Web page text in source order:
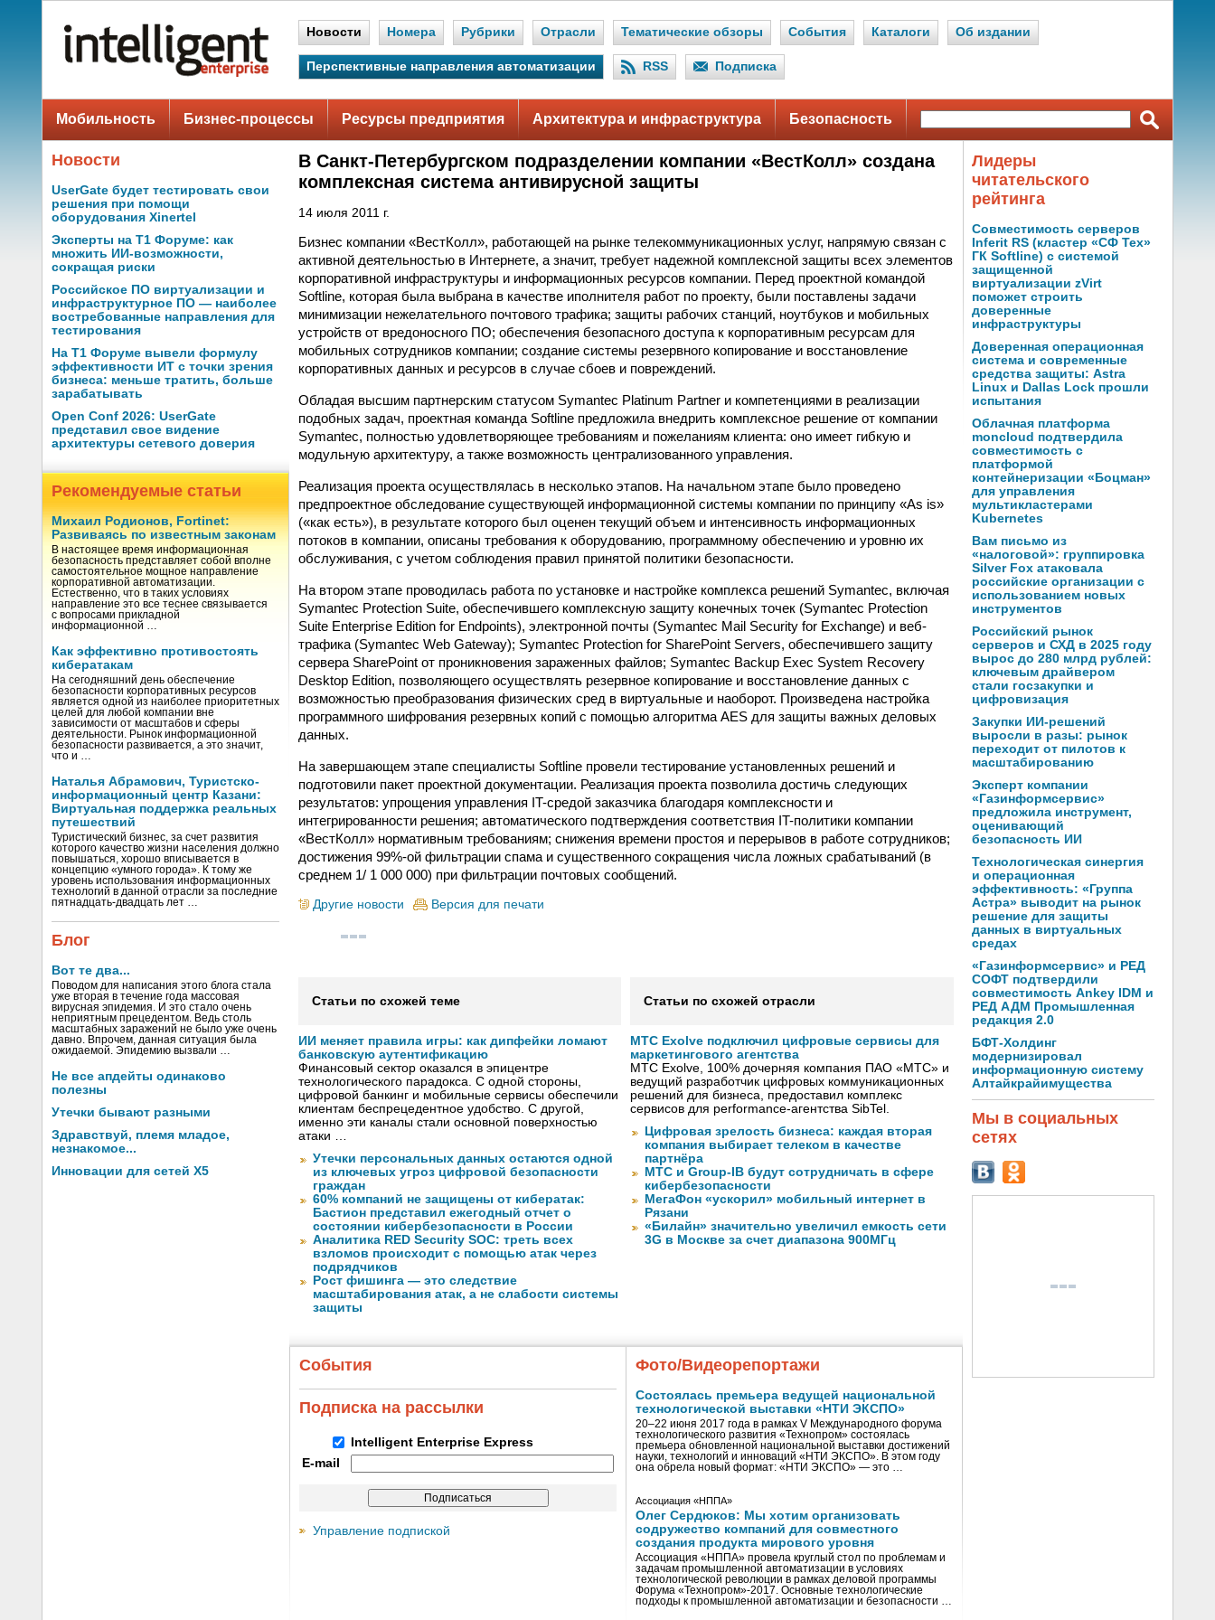
Новости Номера Рубрики Отрасли Тематические обзоры События Каталоги Об издании
Перспективные направления автоматизации RSS Подписка
Мобильность Бизнес-процессы Ресурсы предприятия Архитектура и инфраструктура Безопасность
Новости
UserGate будет тестировать свои
решения при помощи
оборудования Xinertel
Эксперты на Т1 Форуме: как
множить ИИ-возможности,
сокращая риски
Российское ПО виртуализации и
инфраструктурное ПО — наиболее
востребованные направления для
тестирования
На Т1 Форуме вывели формулу
эффективности ИТ с точки зрения
бизнеса: меньше тратить, больше
зарабатывать
Open Conf 2026: UserGate
представил свое видение
архитектуры сетевого доверия
Рекомендуемые статьи
Михаил Родионов, Fortinet:
Развиваясь по известным законам
В настоящее время информационная
безопасность представляет собой вполне
самостоятельное мощное направление
корпоративной автоматизации.
Естественно, что в таких условиях
направление это все теснее связывается
с вопросами прикладной
информационной …
Как эффективно противостоять
кибератакам
На сегодняшний день обеспечение
безопасности корпоративных ресурсов
является одной из наиболее приоритетных
целей для любой компании вне
зависимости от масштабов и сферы
деятельности. Рынок информационной
безопасности развивается, а это значит,
что и …
Наталья Абрамович, Туристско-
информационный центр Казани:
Виртуальная поддержка реальных
путешествий
Туристический бизнес, за счет развития
которого качество жизни населения должно
повышаться, хорошо вписывается в
концепцию «умного города». К тому же
уровень использования информационных
технологий в данной отрасли за последние
пятнадцать-двадцать лет …
Блог
Вот те два...
Поводом для написания этого блога стала
уже вторая в течение года массовая
вирусная эпидемия. И это стало очень
неприятным прецедентом. Ведь столь
масштабных заражений не было уже очень
давно. Впрочем, данная ситуация была
ожидаемой. Эпидемию вызвали …
Не все апдейты одинаково
полезны
Утечки бывают разными
Здравствуй, племя младое,
незнакомое...
Инновации для сетей X5
В Санкт-Петербургском подразделении компании «ВестКолл» создана
комплексная система антивирусной защиты
14 июля 2011 г.
Бизнес компании «ВестКолл», работающей на рынке телекоммуникационных услуг, напрямую связан с
активной деятельностью в Интернете, а значит, требует надежной комплексной защиты всех элементов
корпоративной инфраструктуры и информационных ресурсов компании. Перед проектной командой
Softline, которая была выбрана в качестве иполнителя работ по проекту, были поставлены задачи
минимизации нежелательного почтового трафика; защиты рабочих станций, ноутбуков и мобильных
устройств от вредоносного ПО; обеспечения безопасного доступа к корпоративным ресурсам для
мобильных сотрудников компании; создание системы резервного копирование и восстановление
корпоративных данных и ресурсов в случае сбоев и повреждений.
Обладая высшим партнерским статусом Symаntec Platinum Partner и компетенциями в реализации
подобных задач, проектная команда Softline предложила внедрить комплексное решение от компании
Symаntec, полностью удовлетворяющее требованиям и пожеланиям клиента: оно имеет гибкую и
модульную архитектуру, а также возможность централизованного управления.
Реализация проекта осуществлялась в несколько этапов. На начальном этапе было проведено
предпроектное обследование существующей информационной системы компании по принципу «As is»
(«как есть»), в результате которого был оценен текущий объем и интенсивность информационных
потоков в компании, описаны требования к оборудованию, программному обеспечению и уровню их
обслуживания, с учетом соблюдения правил принятой политики безопасности.
На втором этапе проводилась работа по установке и настройке комплекса решений Symantec, включая
Symantec Protection Suite, обеспечившего комплексную защиту конечных точек (Symantec Protection
Suite Enterprise Edition for Endpoints), электронной почты (Symantec Mail Security for Exchange) и веб-
трафика (Symantec Web Gateway); Symantec Protection for SharePoint Servers, обеспечившего защиту
сервера SharePoint от проникновения зараженных файлов; Symantec Backup Exec System Recovery
Desktop Edition, позволяющего осуществлять резервное копирование и восстановление данных с
возможностью преобразования физических сред в виртуальные и наоборот. Произведена настройка
программного шифрования резервных копий с помощью алгоритма AES для защиты важных деловых
данных.
На завершающем этапе специалисты Softline провели тестирование установленных решений и
подготовили пакет проектной документации. Реализация проекта позволила достичь следующих
результатов: упрощения управления IT-средой заказчика благодаря комплексности и
интегрированности решения; автоматического подтверждения соответствия IT-политики компании
«ВестКолл» нормативным требованиям; снижения времени простоя и перерывов в работе сотрудников;
достижения 99%-ой фильтрации спама и существенного сокращения числа ложных срабатываний (в
среднем 1/ 1 000 000) при фильтрации почтовых сообщений.
Другие новости Версия для печати
Статьи по схожей теме
ИИ меняет правила игры: как дипфейки ломают
банковскую аутентификацию
Финансовый сектор оказался в эпицентре
технологического парадокса. С одной стороны,
цифровой банкинг и мобильные сервисы обеспечили
клиентам беспрецедентное удобство. С другой,
именно эти каналы стали основной поверхностью
атаки …
Утечки персональных данных остаются одной
из ключевых угроз цифровой безопасности
граждан
60% компаний не защищены от кибератак:
Бастион представил ежегодный отчет о
состоянии кибербезопасности в России
Аналитика RED Security SOC: треть всех
взломов происходит с помощью атак через
подрядчиков
Рост фишинга — это следствие
масштабирования атак, а не слабости системы
защиты
Статьи по схожей отрасли
МТС Exolve подключил цифровые сервисы для
маркетингового агентства
МТС Exolve, 100% дочерняя компания ПАО «МТС» и
ведущий разработчик цифровых коммуникационных
решений для бизнеса, предоставил комплекс
сервисов для performance-агентства SibTel.
Цифровая зрелость бизнеса: каждая вторая
компания выбирает телеком в качестве
партнёра
МТС и Group-IB будут сотрудничать в сфере
кибербезопасности
МегаФон «ускорил» мобильный интернет в
Рязани
«Билайн» значительно увеличил емкость сети
3G в Москве за счет диапазона 900МГц
События
Подписка на рассылки
Intelligent Enterprise Express
E-mail
Управление подпиской
Фото/Видеорепортажи
Состоялась премьера ведущей национальной
технологической выставки «НТИ ЭКСПО»
20–22 июня 2017 года в рамках V Международного форума
технологического развития «Технопром» состоялась
премьера обновленной национальной выставки достижений
науки, технологий и инноваций «НТИ ЭКСПО». В этом году
она обрела новый формат: «НТИ ЭКСПО» — это …
Ассоциация «НППА»
Олег Сердюков: Мы хотим организовать
содружество компаний для совместного
создания продукта мирового уровня
Ассоциация «НППА» провела круглый стол по проблемам и
задачам промышленной автоматизации в условиях
технологической революции в рамках деловой программы
Форума «Технопром»-2017. Основные технологические
подходы к промышленной автоматизации и безопасности …
Лидеры
читательского
рейтинга
Совместимость серверов
Inferit RS (кластер «СФ Тех»
ГК Softline) с системой
защищенной
виртуализации zVirt
поможет строить
доверенные
инфраструктуры
Доверенная операционная
система и современные
средства защиты: Astra
Linux и Dallas Lock прошли
испытания
Облачная платформа
moncloud подтвердила
совместимость с
платформой
контейнеризации «Боцман»
для управления
мультикластерами
Kubernetes
Вам письмо из
«налоговой»: группировка
Silver Fox атаковала
российские организации с
использованием новых
инструментов
Российский рынок
серверов и СХД в 2025 году
вырос до 280 млрд рублей:
ключевым драйвером
стали госзакупки и
цифровизация
Закупки ИИ-решений
выросли в разы: рынок
переходит от пилотов к
масштабированию
Эксперт компании
«Газинформсервис»
предложила инструмент,
оценивающий
безопасность ИИ
Технологическая синергия
и операционная
эффективность: «Группа
Астра» выводит на рынок
решение для защиты
данных в виртуальных
средах
«Газинформсервис» и РЕД
СОФТ подтвердили
совместимость Ankey IDM и
РЕД АДМ Промышленная
редакция 2.0
БФТ-Холдинг
модернизировал
информационную систему
Алтайкрайимущества
Мы в социальных
сетях